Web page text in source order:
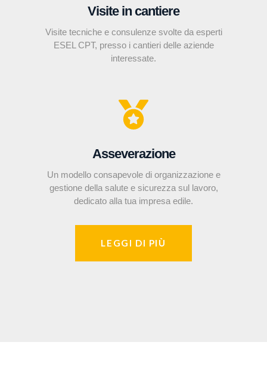
Visite in cantiere
Visite tecniche e consulenze svolte da esperti
ESEL CPT, presso i cantieri delle aziende
interessate.
Asseverazione
Un modello consapevole di organizzazione e
gestione della salute e sicurezza sul lavoro,
dedicato alla tua impresa edile.
LEGGI DI PIÙ